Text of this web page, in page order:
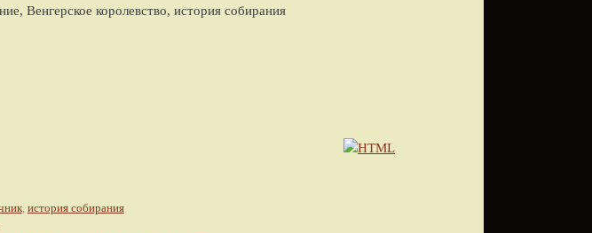
Венгерское королевство, история собирания
, история собирания